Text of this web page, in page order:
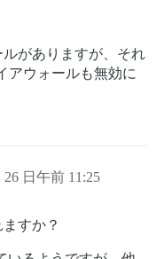
がありますが、それ
アウォールも無効に
26 日午前 11:25
すか？